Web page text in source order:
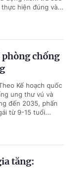
hiện đúng và...
phòng chống
Kế hoạch quốc
ung thư vú và
đến 2035, phấn
từ 9-15 tuổi...
tăng: